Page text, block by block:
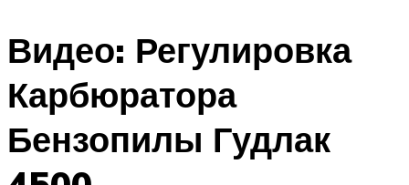
Видео: Регулировка
Карбюратора
Бензопилы Гудлак